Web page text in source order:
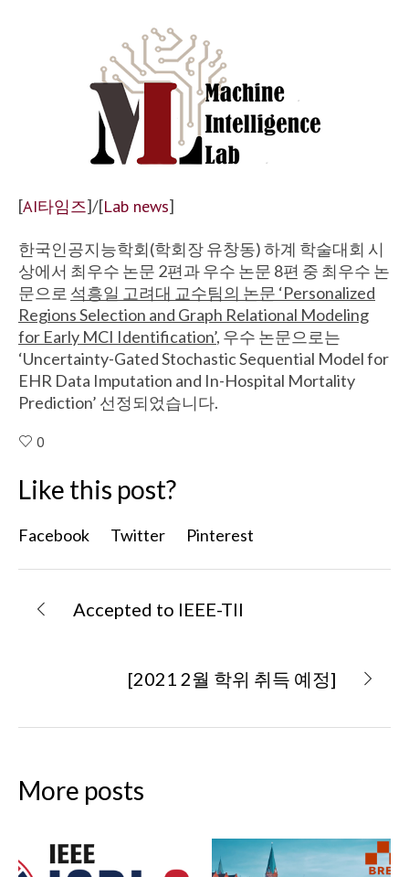
[AI타임즈]/[Lab news]
한국인공지능학회(학회장 유창동) 하계 학술대회 시
상에서 최우수 논문 2편과 우수 논문 8편 중 최우수 논
문으로 석흥일 고려대 교수팀의 논문 ‘Personalized
Regions Selection and Graph Relational Modeling
for Early MCI Identification’, 우수 논문으로는
‘Uncertainty-Gated Stochastic Sequential Model for
EHR Data Imputation and In-Hospital Mortality
Prediction’ 선정되었습니다.
0
Like this post?
Facebook Twitter Pinterest
Accepted to IEEE-TII
[2021 2월 학위 취득 예정]
More posts